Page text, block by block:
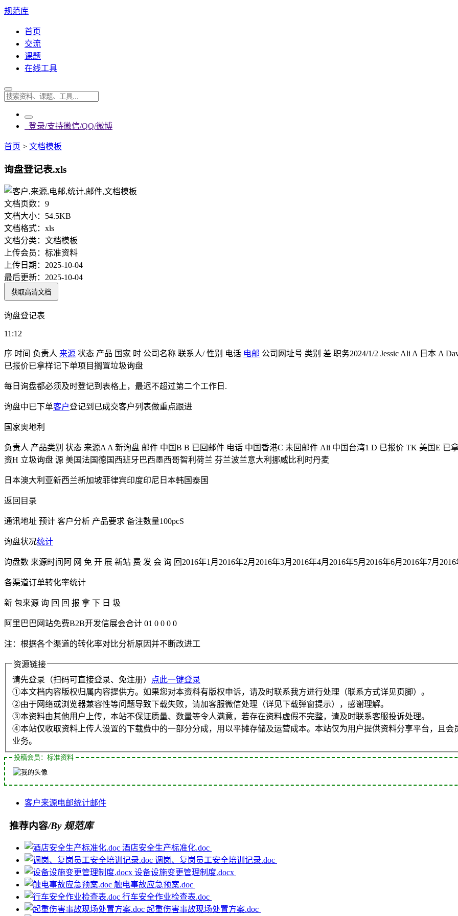
规范库
首页
交流
课题
在线工具
登录/支持微信/QQ/微博
首页 > 文档模板
询盘登记表.xls
文档页数： 9
文档大小： 54.5KB
文档格式： xls
文档分类： 文档模板
上传会员： 标准资料
上传日期： 2025-10-04
最后更新： 2025-10-04
获取高清文档
询盘登记表
11:12
序 时间 负责人 来源 状态 产品 国家 时 公司名称 联系人/ 性别 电话 电邮 公司网址号 类别 差 职务2024/1/2 Jessic Ali A 日本 A
已报价已拿样记下单项目搁置垃圾询盘
每日询盘都必须及时登记到表格上，最迟不超过第二个工作日.
询盘中已下单客户登记到已成交客户列表做重点跟进
国家奥地利
负责人 产品类别 状态 来源A A 新询盘 邮件 中国B B 已回邮件 电话 中国香港C 未回邮件 Ali 中国台湾1 D 已报价 TK 美国E 已
资H 立圾询盘 源 美国法国德国西班牙巴西墨西哥智利荷兰 芬兰波兰意大利挪威比利时丹麦
日本澳大利亚新西兰新加坡菲律宾印度印尼日本韩国泰国
返回目录
通讯地址 预计 客户分析 产品要求 备注数量100pcS
询盘状况统计
询盘数 来源时间阿 网 免 开 展 新站 费 发 会 询 回2016年1月2016年2月2016年3月2016年4月2016年5月2016年6月2016年7月
各渠道订单转化率统计
新 包来源 询 回 回 报 拿 下 日 圾
阿里巴巴网站免费B2B开发信展会合计 01 0 0 0 0
注：根据各个渠道的转化率对比分析原因并不断改进工
资源链接
请先登录（扫码可直接登录、免注册）
点此一键登录
①本文档内容版权归属内容提供方。如果您对本资料有版权申诉，请及时联系我方进行处理（联系方式详见页脚）。
②由于网络或浏览器兼容性等问题导致下载失败，请加客服微信处理（详见下载弹窗提示），感谢理解。
③本资料由其他用户上传，本站不保证质量、数量等令人满意，若存在资料虚假不完整，请及时联系客服投诉处理。
④本站仅收取资料上传人设置的下载费中的一部分分成，用以平摊存储及运营成本。本站仅为用户提供资料分享平台，且
业务。
投稿会员：标准资料
客户来源电邮统计邮件
推荐内容/By 规范库
酒店安全生产标准化.doc
调岗、复岗员工安全培训记录.doc
设备设施变更管理制度.docx
触电事故应急预案.doc
行车安全作业检查表.doc
起重伤害事故现场处置方案.doc